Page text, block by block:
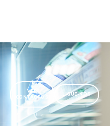
VER
CONTACTOS
LIGUE-NOS